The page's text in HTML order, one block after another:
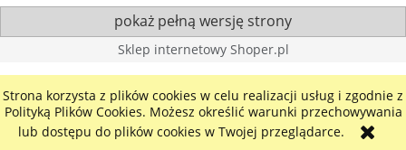
Strona korzysta z plików cookies w celu realizacji usług i zgodnie z
Polityką Plików Cookies. Możesz określić warunki przechowywania
lub dostępu do plików cookies w Twojej przeglądarce.
pokaż pełną wersję strony
Sklep internetowy Shoper.pl